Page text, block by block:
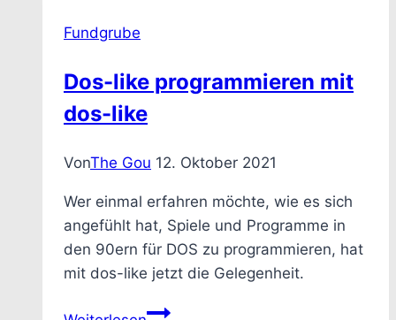
Fundgrube
Dos-like programmieren mit
dos-like
VonThe Gou 12. Oktober 2021
Wer einmal erfahren möchte, wie es sich
angefühlt hat, Spiele und Programme in
den 90ern für DOS zu programmieren, hat
mit dos-like jetzt die Gelegenheit.
Dos-